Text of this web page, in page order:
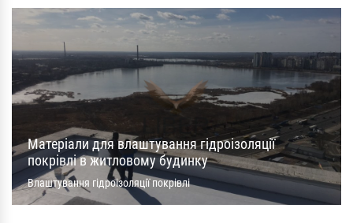
Матеріали для влаштування гідроізоляції
покрівлі в житловому будинку
Влаштування гідроізоляції покрівлі